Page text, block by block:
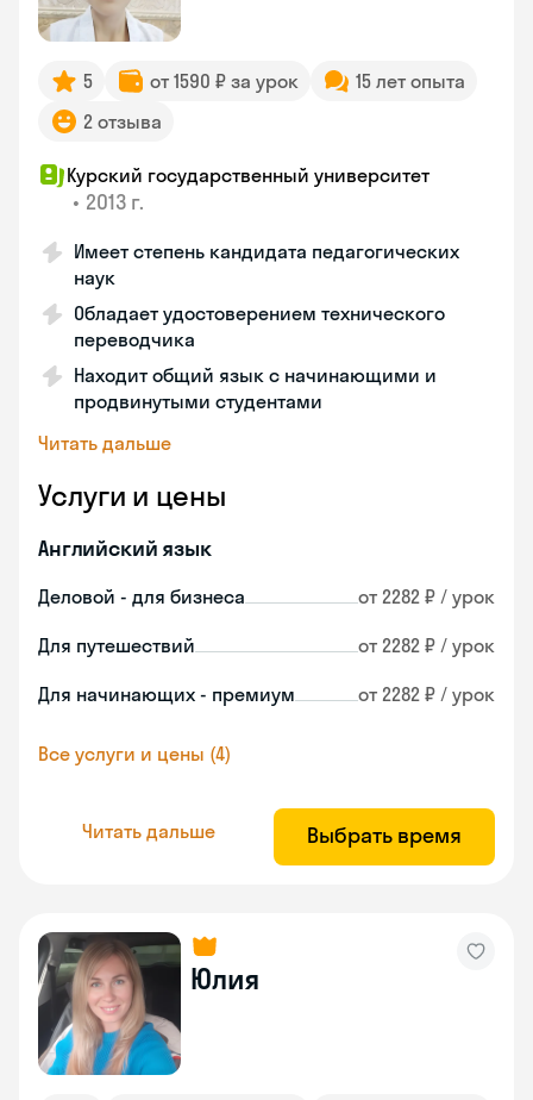
5 от 1590 ₽ за урок
15 лет опыта
2 отзыва
Курский государственный университет
• 2013 г.
Имеет степень кандидата педагогических
наук
Обладает удостоверением технического
переводчика
Находит общий язык с начинающими и
продвинутыми студентами
Читать дальше
Услуги и цены
Английский язык
Деловой - для бизнеса от 2282 ₽ / урок
Для путешествий от 2282 ₽ / урок
Для начинающих - премиум от 2282 ₽ / урок
Все услуги и цены (4)
Читать дальше Выбрать время
Юлия